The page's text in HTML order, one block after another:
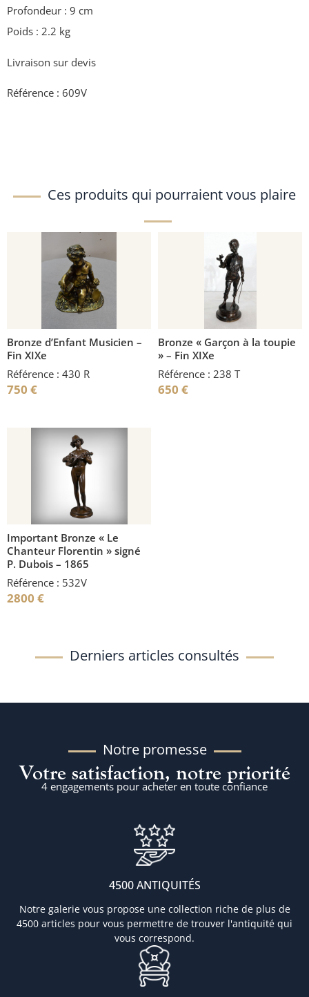
Profondeur : 9 cm
Poids : 2.2 kg
Livraison sur devis
Référence : 609V
Ces produits qui pourraient vous plaire
Bronze d’Enfant Musicien –
Fin XIXe
Référence : 430 R
750 €
Bronze « Garçon à la toupie
» – Fin XIXe
Référence : 238 T
650 €
Important Bronze « Le
Chanteur Florentin » signé
P. Dubois – 1865
Référence : 532V
2800 €
Derniers articles consultés
Notre promesse
Votre satisfaction, notre priorité
4 engagements pour acheter en toute confiance
4500 ANTIQUITÉS
Notre galerie vous propose une collection riche de plus de
4500 articles pour vous permettre de trouver l'antiquité qui
vous correspond.